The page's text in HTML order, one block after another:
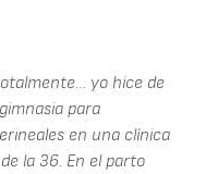
yo hice de
para
en una clínica
la 36. En el parto